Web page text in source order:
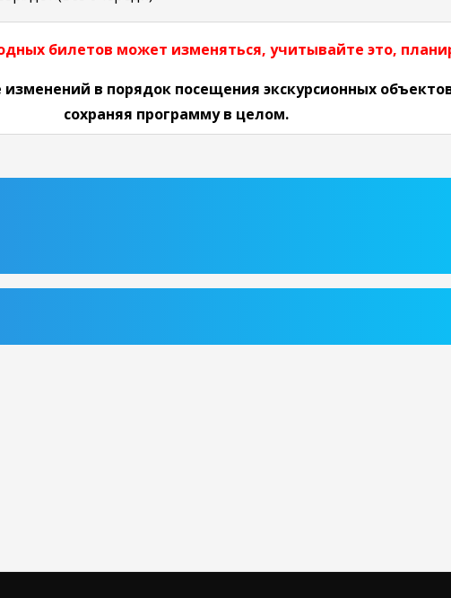
билетов может изменяться, учитывайте это,
в порядок посещения экскурсионных
сохраняя программу в целом.